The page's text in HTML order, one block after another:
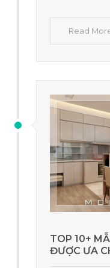
Read
TOP 10+
ĐƯỢC ƯA